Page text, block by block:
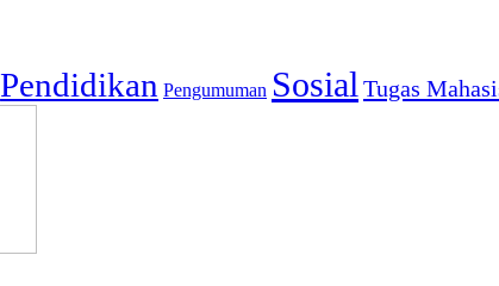
Pendidikan Pengumuman Sosial Tugas